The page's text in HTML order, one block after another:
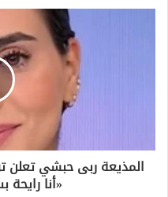
د
ر
المذيعة ربى حبشي تعلن
«أنا